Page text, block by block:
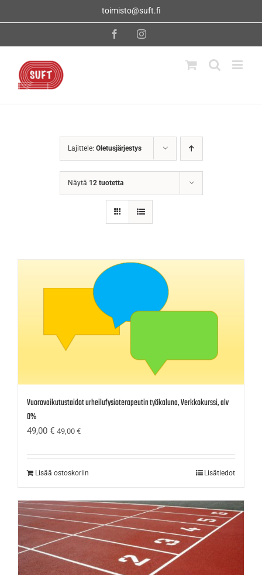
toimisto@suft.fi
FacebookInstagram
Lajittele: Oletusjärjestys
Näytä 12 tuotetta
Vuorovaikutustaidot urheilufysioterapeutin työkaluna, Verkkokurssi, alv
0%
49,00 € 49,00 €
Lisää ostoskoriin Lisätiedot